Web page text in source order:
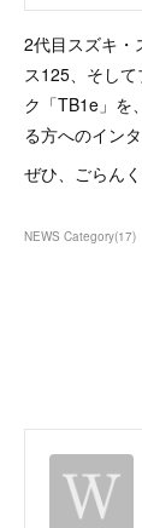
2代目スズキ・
ス125、そし
ク「TB1e」を
る方へのイン
ぜひ、ごらんく
NEWS Category(17)